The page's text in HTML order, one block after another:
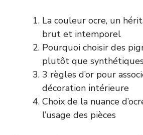
La couleur ocre, un
brut et intemporel
Pourquoi choisir des
plutôt que
3 règles d’or pour
décoration intérieure
Choix de la nuance
l’usage des pièces